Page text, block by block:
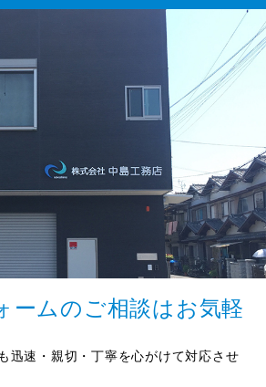
ームのご相談はお気軽
迅速・親切・丁寧を心がけて対応させ